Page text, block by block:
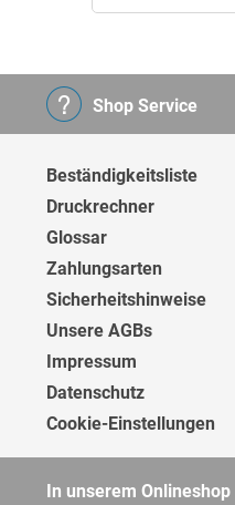
Shop Service
Beständigkeitsliste
Druckrechner
Glossar
Zahlungsarten
Sicherheitshinweise
Unsere AGBs
Impressum
Datenschutz
Cookie-Einstellungen
In unserem